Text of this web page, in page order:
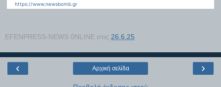
https://www.newsbomb.gr
EFENPRESS-NEWS 0NLINE στις 26.6.25
‹ ›
Αρχική σελίδα